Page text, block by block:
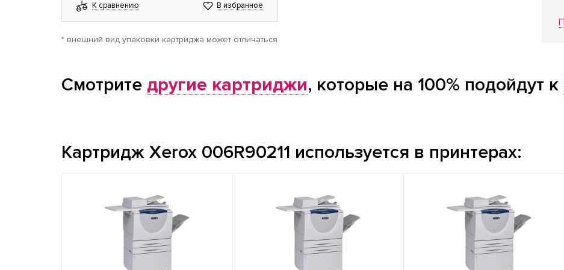
К сравнению В избранное
* внешний вид упаковки картриджа может отличаться
Смотрите другие картриджи, которые на 100% подойдут к
Картридж Xerox 006R90211 используется в принтерах: